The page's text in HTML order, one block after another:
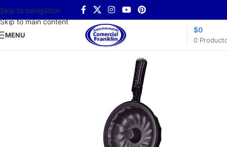
Skip to navigation
Skip to main content
MENU
0
$0